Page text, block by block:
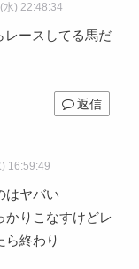
) 22:48:34
レースしてる馬だ
返信
16:59:49
はヤバい
かりこなすけどレ
ら終わり